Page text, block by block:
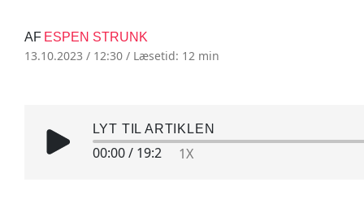
AF ESPEN STRUNK
13.10.2023 / 12:30 / Læsetid: 12 min
LYT TIL ARTIKLEN
00:00 / 19:2 1X